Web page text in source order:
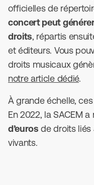
officielles de
concert peut
droits, répartis
et éditeurs. Vous
droits musicaux
notre article dédié.
À grande échelle,
En 2022, la SACEM a
d’euros de droits
vivants.